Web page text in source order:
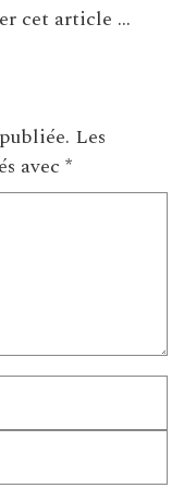
cet article ...
Les
avec *